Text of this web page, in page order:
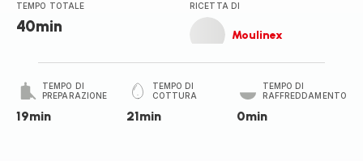
TEMPO TOTALE
40min
RICETTA DI
Moulinex
TEMPO DI
PREPARAZIONE
19min
TEMPO DI
COTTURA
21min
TEMPO DI
RAFFREDDAMENTO
0min